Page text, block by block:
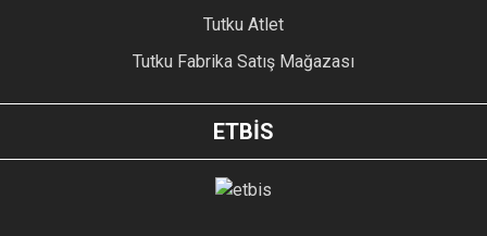
Tutku Atlet
Tutku Fabrika Satış Mağazası
ETBİS